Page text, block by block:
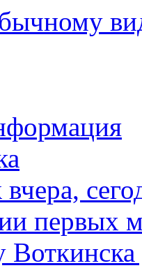
первых